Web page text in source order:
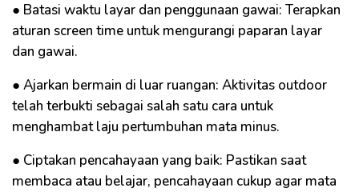
● Batasi waktu layar dan penggunaan gawai: Terapkan
aturan screen time untuk mengurangi paparan layar
dan gawai.
● Ajarkan bermain di luar ruangan: Aktivitas outdoor
telah terbukti sebagai salah satu cara untuk
menghambat laju pertumbuhan mata minus.
● Ciptakan pencahayaan yang baik: Pastikan saat
membaca atau belajar, pencahayaan cukup agar mata